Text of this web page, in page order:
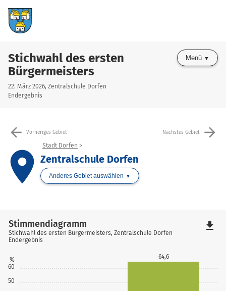
Stichwahl des ersten
Bürgermeisters
22. März 2026, Zentralschule Dorfen
Endergebnis
Menü
arrow_back Vorheriges Gebiet Nächstes Gebiet arrow_forward
place
Stadt Dorfen
Zentralschule Dorfen
Anderes Gebiet auswählen
50
60
% 64,6
Stimmendiagramm
Stichwahl des ersten Bürgermeisters, Zentralschule Dorfen
Endergebnis
file_download